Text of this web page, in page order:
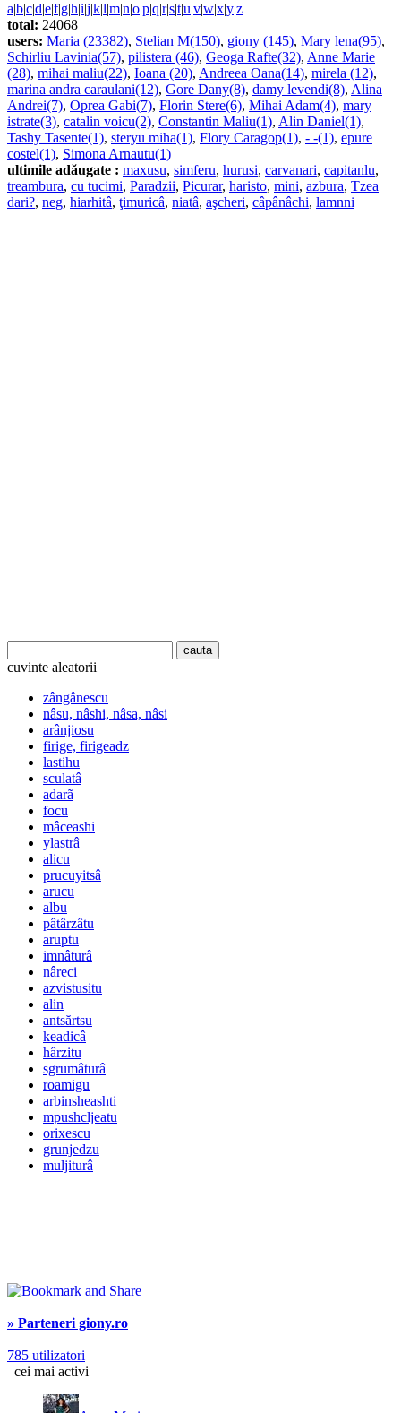
a|b|c|d|e|f|g|h|i|j|k|l|m|n|o|p|q|r|s|t|u|v|w|x|y|z
total: 24068
users: Maria (23382), Stelian M(150), giony (145), Mary lena(95),
Schirliu Lavinia(57), pilistera (46), Geoga Rafte(32), Anne Marie
(28), mihai maliu(22), Ioana (20), Andreea Oana(14), mirela (12),
marina andra caraulani(12), Gore Dany(8), damy levendi(8), Alina
Andrei(7), Oprea Gabi(7), Florin Stere(6), Mihai Adam(4), mary
istrate(3), catalin voicu(2), Constantin Maliu(1), Alin Daniel(1),
Tashy Tasente(1), steryu miha(1), Flory Caragop(1), - -(1), epure
costel(1), Simona Arnautu(1)
ultimile adăugate : maxusu, simferu, hurusi, carvanari, capitanlu,
treambura, cu tucimi, Paradzii, Picurar, haristo, mini, azbura, Tzea
dari?, neg, hiarhitâ, ţimuricâ, niatâ, aşcheri, câpânâchi, lamnni
cuvinte aleatorii
zângânescu
nâsu, nâshi, nâsa, nâsi
arânjiosu
firige, firigeadz
lastihu
sculatâ
adarã
focu
mâceashi
ylastrâ
alicu
prucuyitsâ
arucu
albu
pâtârzâtu
aruptu
imnâturâ
nâreci
azvistusitu
alin
antsărtsu
keadicâ
hârzitu
sgrumâturâ
roamigu
arbinsheashti
mpushcljeatu
orixescu
grunjedzu
muljiturâ
» Parteneri giony.ro
785 utilizatori
cei mai activi